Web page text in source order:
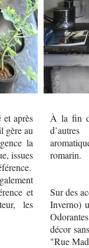
après
gère au
la
issues
et
les
À la fin
romarin.
Sur des
Inverno)
décor
"Rue